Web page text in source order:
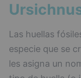
Las huellas
especie que se
les asigna un